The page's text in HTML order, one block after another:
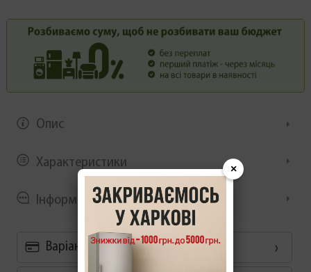
Опис
Характеристики
Інформація/демонстрація
Варіанти оплати
×